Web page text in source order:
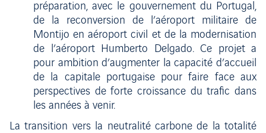
préparation, avec le gouvernement du Portugal,
de la reconversion de l’aéroport militaire de
Montijo en aéroport civil et de la modernisation
de l’aéroport Humberto Delgado. Ce projet a
pour ambition d’augmenter la capacité d’accueil
de la capitale portugaise pour faire face aux
perspectives de forte croissance du trafic dans
les années à venir.
La transition vers la neutralité carbone de la totalité